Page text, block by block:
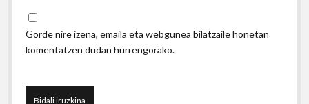
Gorde nire izena, emaila eta webgunea bilatzaile honetan
komentatzen dudan hurrengorako.